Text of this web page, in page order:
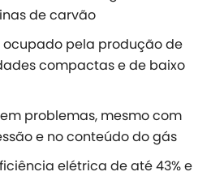
de carvão
ocupado pela produção de
compactas e de baixo
problemas, mesmo com
e no conteúdo do gás
elétrica de até 43% e